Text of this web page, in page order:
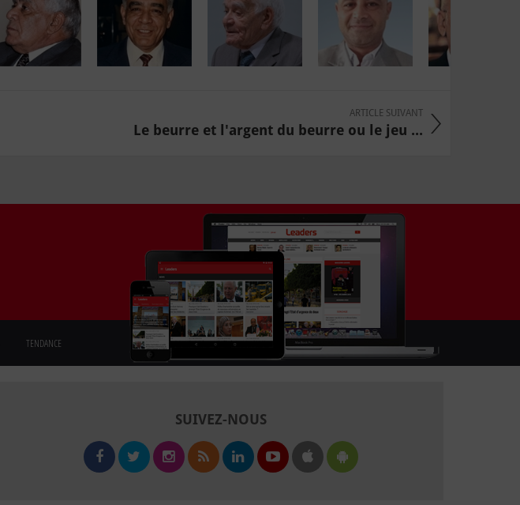
ARTICLE SUIVANT
Le beurre et l'argent du beurre ou le jeu ...
TENDANCE
SUIVEZ-NOUS